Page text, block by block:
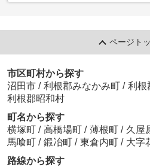
ページト
市区町村から探す
沼田市 / 利根郡みなかみ町 / 利根
利根郡昭和村
町名から探す
横塚町 / 高橋場町 / 薄根町 / 久屋
馬喰町 / 鍛冶町 / 東倉内町 / 大字
路線から探す